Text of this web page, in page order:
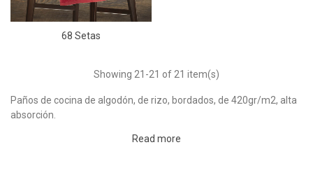
68 Setas
Showing 21 -21 of 21 item(s)
Paños de cocina de algodón, de rizo, bordados, de 420gr/m2, alta
absorción.
Se venden por docenas surtidas tanto en motivos como en
Read more